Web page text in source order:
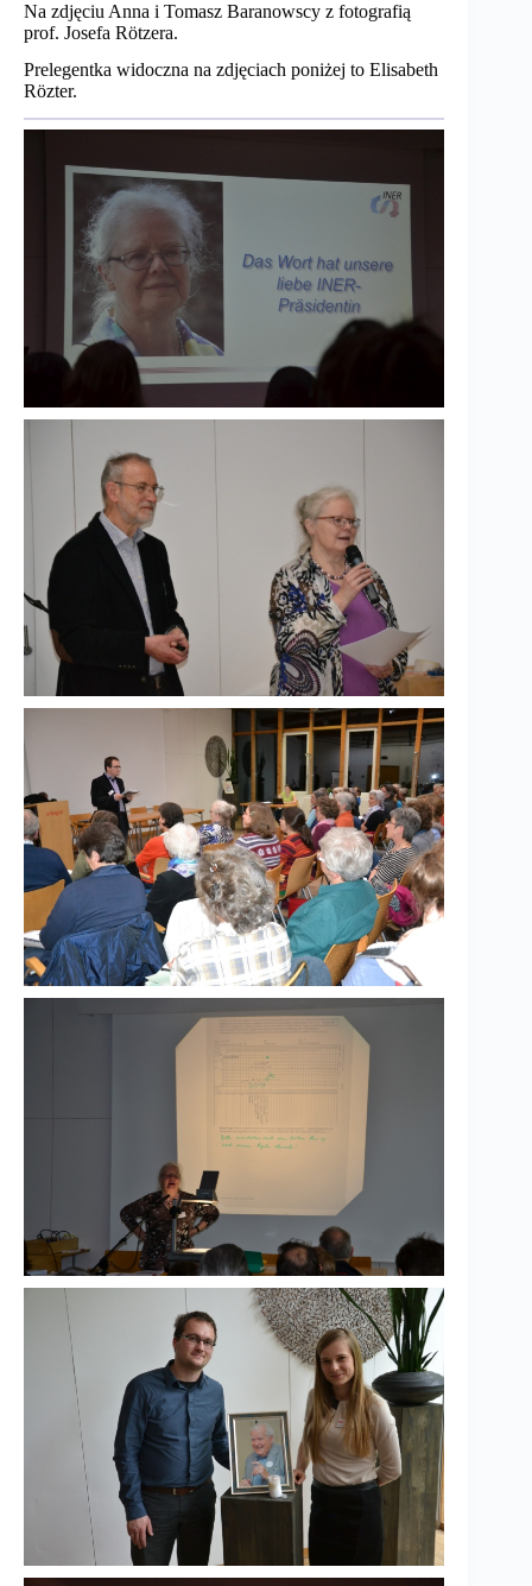
Na zdjęciu Anna i Tomasz Baranowscy z fotografią
prof. Josefa Rötzera.
Prelegentka widoczna na zdjęciach poniżej to Elisabeth
Rözter.